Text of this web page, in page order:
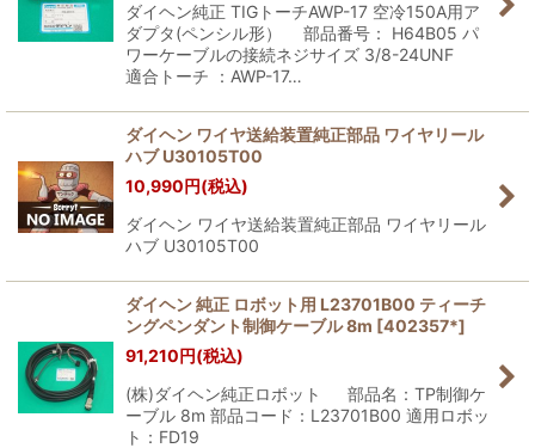
ダイヘン純正 TIGトーチAWP-17 空冷150A用ア
ダプタ(ペンシル形） 部品番号： H64B05 パ
ワーケーブルの接続ネジサイズ 3/8-24UNF
適合トーチ ：AWP-17…
ダイヘン ワイヤ送給装置純正部品 ワイヤリール
ハブ U30105T00
10,990円(税込)
ダイヘン ワイヤ送給装置純正部品 ワイヤリール
ハブ U30105T00
ダイヘン 純正 ロボット用 L23701B00 ティーチ
ングペンダント制御ケーブル 8m [402357*]
91,210円(税込)
(株)ダイヘン純正ロボット 部品名：TP制御ケ
ーブル 8m 部品コード：L23701B00 適用ロボッ
ト：FD19